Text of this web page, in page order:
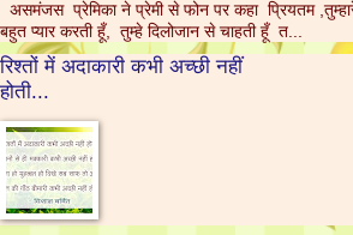
असमंजस प्रेमिका ने प्रेमी से फोन पर कहा प्रियतम
बहुत प्यार करती हूँ, तुम्हे दिलोजान से चाहती हूँ त...
रिश्तों में अदाकारी कभी अच्छी नहीं
होती...